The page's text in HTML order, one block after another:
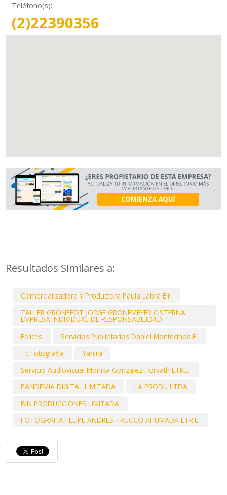
Teléfono(s):
(2)22390356
Resultados Similares a:
Comercializadora Y Productora Paula Labra Eirl
TALLER GRONEFOT JORGE GRONEMEYER CISTERNA
EMPRESA INDIVIDUAL DE RESPONSABILIDAD
Felices
Servicios Publicitarios Daniel Montecinos F.
Tc Fotografia
Yanira
Servicio Audiovisual Monika Gonzalez Horvath E.I.R.L.
PANDEMIA DIGITAL LIMITADA
LA PRODU LTDA
BIN PRODUCCIONES LIMITADA
FOTOGRAFIA FELIPE ANDRES TRUCCO AHUMADA E.I.R.L.